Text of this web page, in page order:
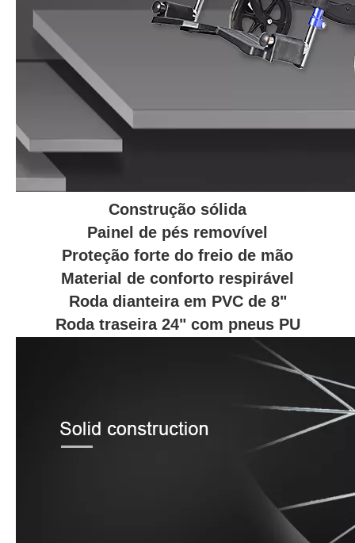
Construção sólida
Painel de pés removível
Proteção forte do freio de mão
Material de conforto respirável
Roda dianteira em PVC de 8"
Roda traseira 24" com pneus PU